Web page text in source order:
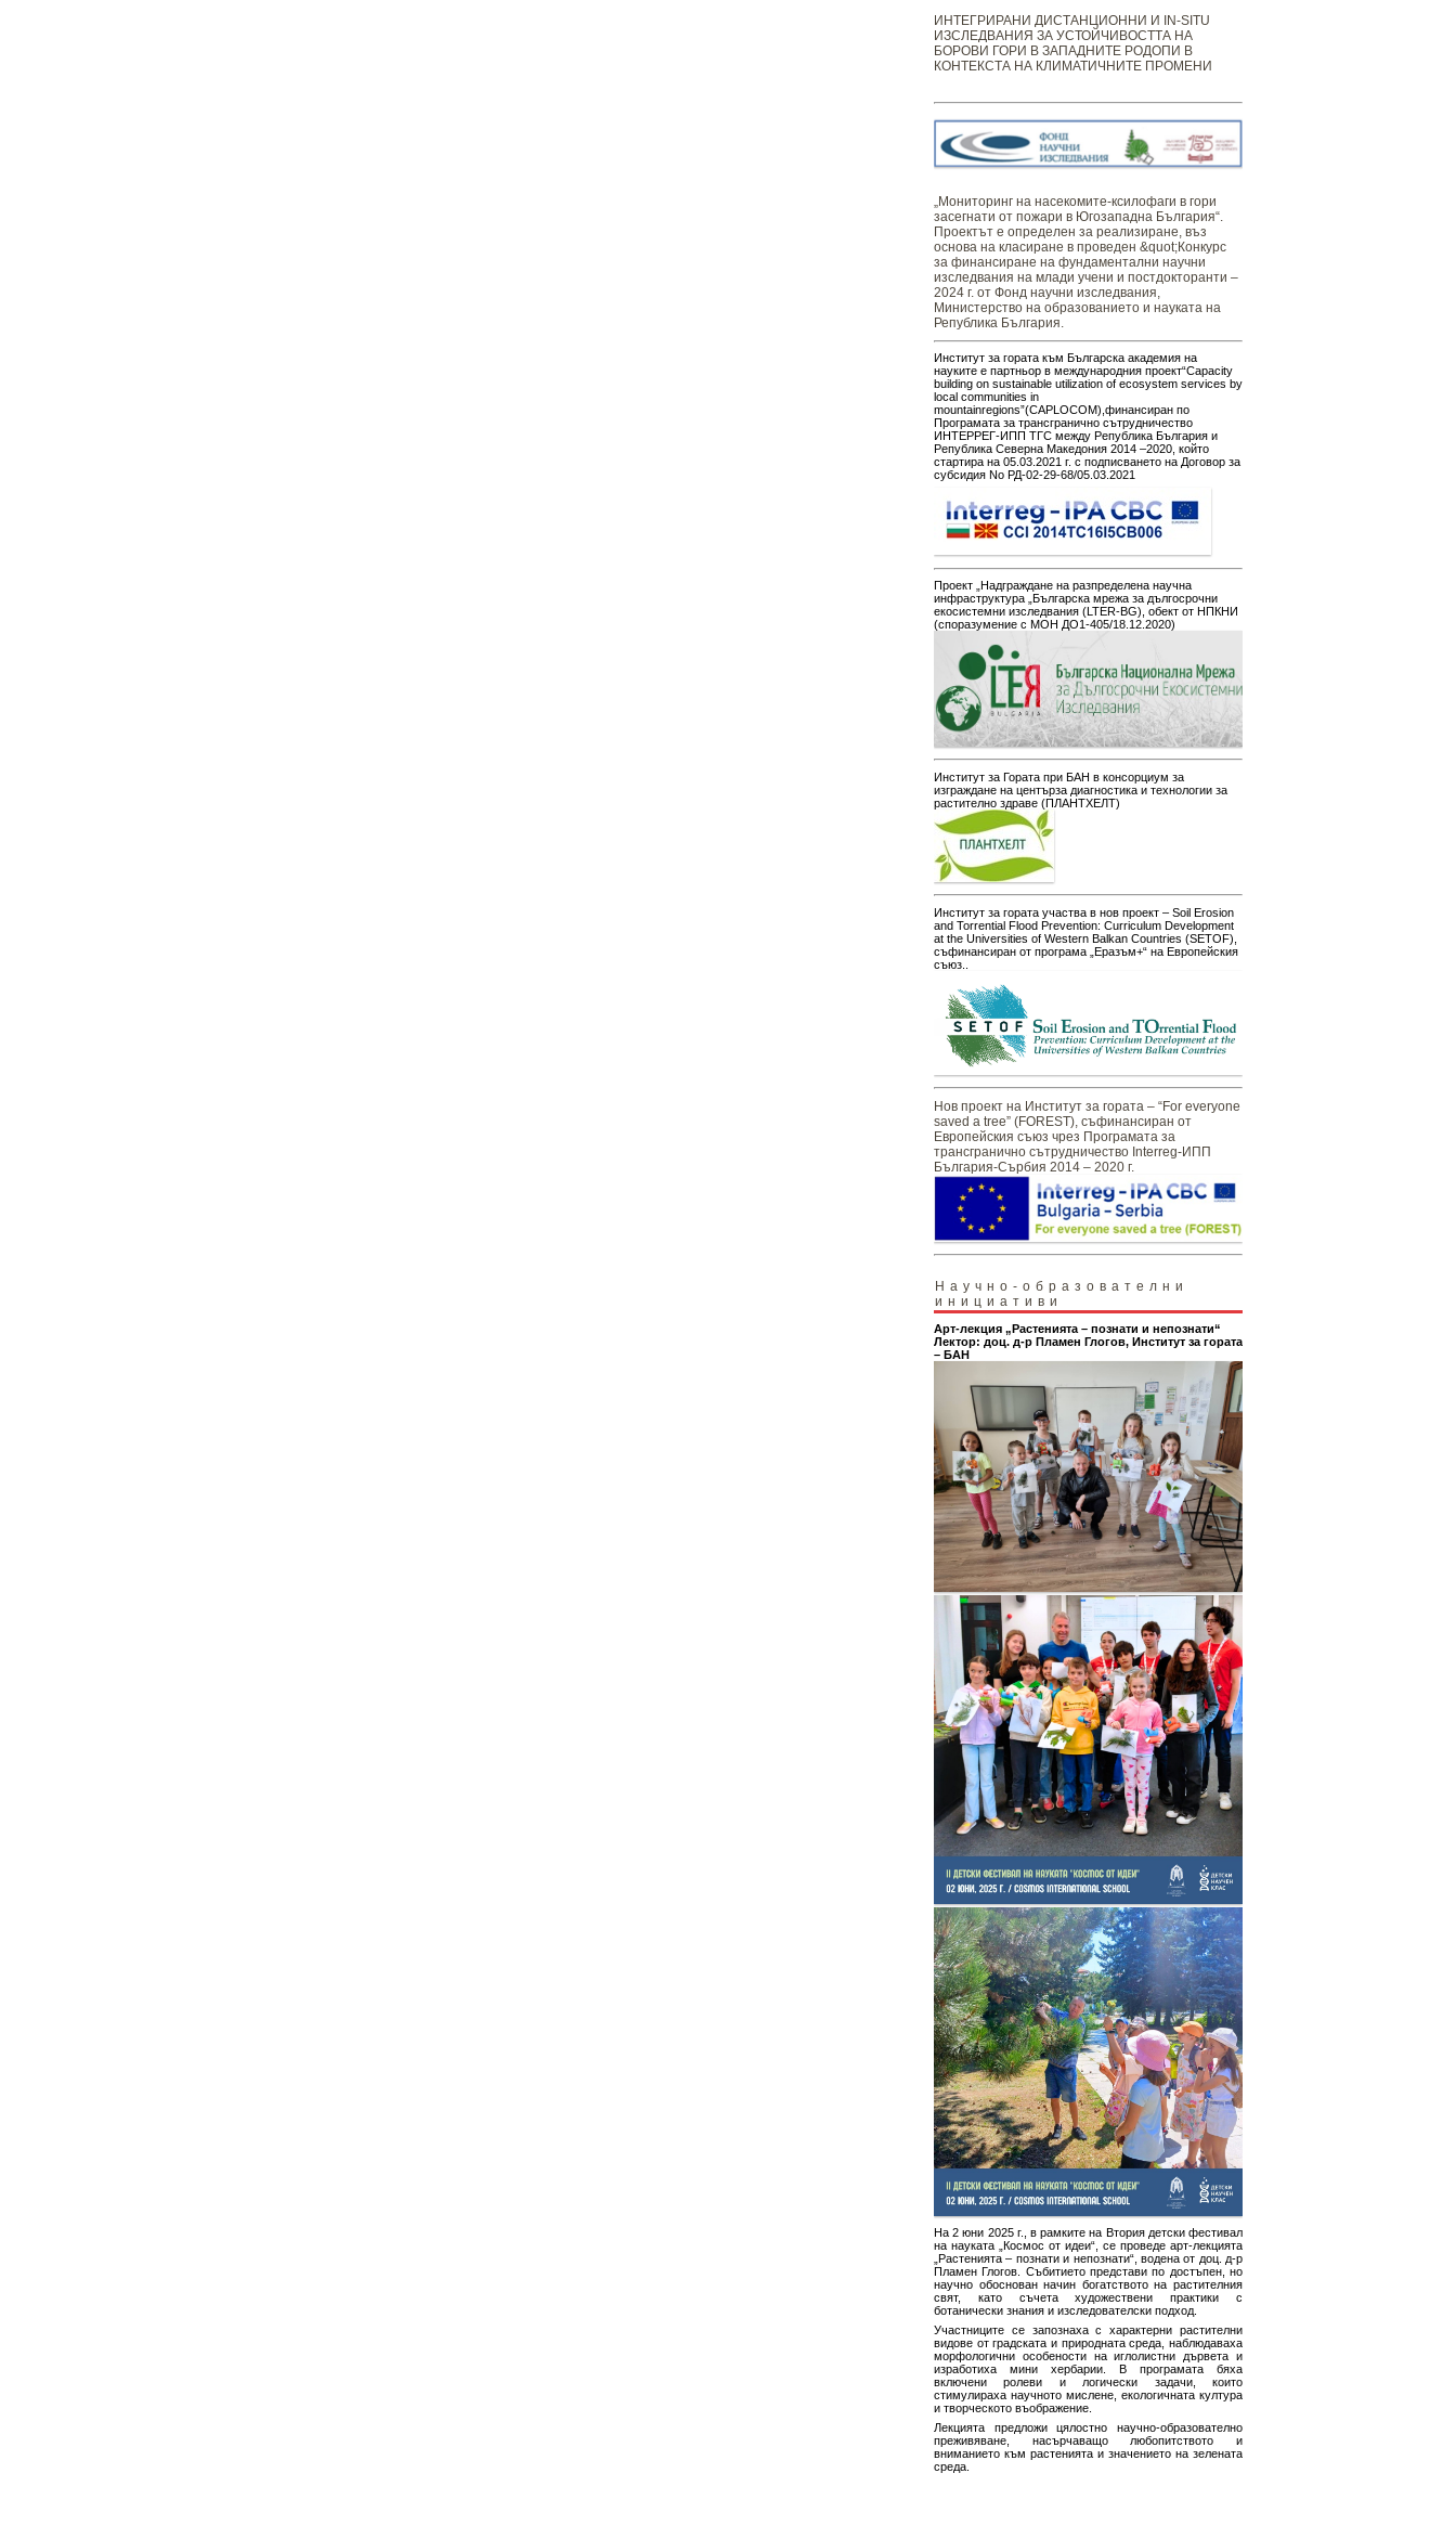
ИНТЕГРИРАНИ ДИСТАНЦИОННИ И IN-SITU
ИЗСЛЕДВАНИЯ ЗА УСТОЙЧИВОСТТА НА
БОРОВИ ГОРИ В ЗАПАДНИТЕ РОДОПИ В
КОНТЕКСТА НА КЛИМАТИЧНИТЕ ПРОМЕНИ
„Мониторинг ​​​на ​​насекомите-ксилофаги в гори
засегнати от пожари в Югозападна България“.
Проектът е определен за реализиране, въз
основа на класиране в проведен &quot;Конкурс
за финансиране на фундаментални научни
изследвания на млади учени и постдокторанти –
2024 г. от Фонд научни изследвания,
Министерство на образованието и науката на
Република България.
Институт за гората към Българска академия на
науките е партньор в международния проект“Capacity
building on sustainable utilization of ecosystem services by
local communities in
mountainregions”(CAPLOCOM),финансиран по
Програмата за трансгранично сътрудничество
ИНТЕРРЕГ-ИПП ТГС между Република България и
Република Северна Македония 2014 –2020, който
стартира на 05.03.2021 г. с подписването на Договор за
субсидия No РД-02-29-68/05.03.2021
Проект „Надграждане на разпределена научна
инфраструктура „Българска мрежа за дългосрочни
екосистемни изследвания (LTER-BG), обект от НПКНИ
(споразумение с МОН ДО1-405/18.12.2020)
Институт за Гората при БАН в консорциум за
изграждане на центърза диагностика и технологии за
растително здраве (ПЛАНТХЕЛТ)
Институт за гората участва в нов проект – Soil Erosion
and Torrential Flood Prevention: Curriculum Development
at the Universities of Western Balkan Countries (SETOF),
съфинансиран от програма „Еразъм+“ на Европейския
съюз..
Нов проект на Институт за гората – “For everyone
saved a tree” (FOREST), съфинансиран от
Европейския съюз чрез Програмата за
трансгранично сътрудничество Interreg-ИПП
България-Сърбия 2014 – 2020 г.
Научно-образователни
инициативи
Арт-лекция „Растенията – познати и непознати“
Лектор: доц. д-р Пламен Глогов, Институт за гората
– БАН
На 2 юни 2025 г., в рамките на Втория детски фестивал
на науката „Космос от идеи“, се проведе арт-лекцията
„Растенията – познати и непознати“, водена от доц. д-р
Пламен Глогов. Събитието представи по достъпен, но
научно обоснован начин богатството на растителния
свят, като съчета художествени практики с
ботанически знания и изследователски подход.
Участниците се запознаха с характерни растителни
видове от градската и природната среда, наблюдаваха
морфологични особености на иглолистни дървета и
изработиха мини хербарии. В програмата бяха
включени ролеви и логически задачи, които
стимулираха научното мислене, екологичната култура
и творческото въображение.
Лекцията предложи цялостно научно-образователно
преживяване, насърчаващо любопитството и
вниманието към растенията и значението на зелената
среда.